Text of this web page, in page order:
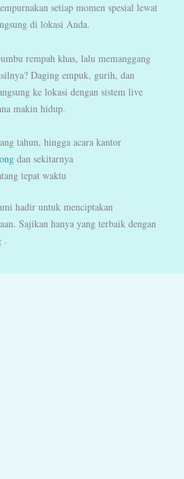
setiap momen spesial lewat
di lokasi Anda.
rempah khas, lalu memanggang
Daging empuk, gurih, dan
ke lokasi dengan sistem live
makin hidup.
tahun, hingga acara kantor
dan sekitarnya
tepat waktu
hadir untuk menciptakan
Sajikan hanya yang terbaik dengan
.